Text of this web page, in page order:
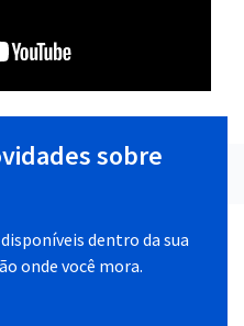
sobre
dentro da sua
onde você mora.